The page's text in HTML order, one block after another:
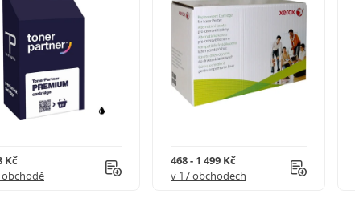
Kč
obchodě
468 - 1 499 Kč
v 17 obchodech